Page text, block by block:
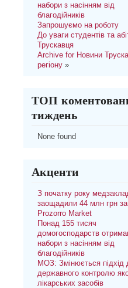
набори з насінням від
благодійників
Запрошуємо на роботу
До уваги студентів та
Трускавця
Archive for Новини
регіону»
ТОП
тиждень
None found
Акценти
З початку року
заощадили 44 млн грн
Prozorro Market
Понад 155 тисяч
домогосподарств
набори з насінням від
благодійників
МОЗ: Змінюється підхід
державного контролю
лікарських засобів